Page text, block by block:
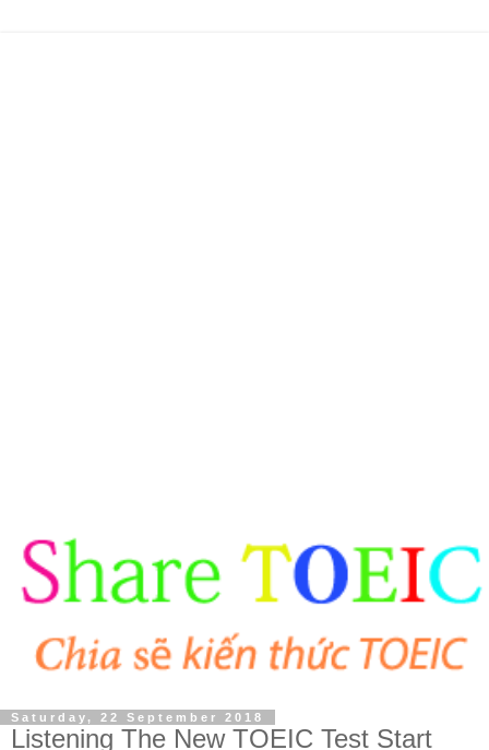
Saturday, 22 September 2018
Listening The New TOEIC Test Start